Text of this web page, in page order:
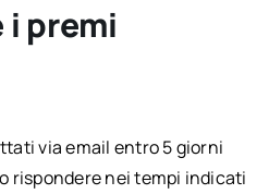
premi
via email entro 5 giorni
rispondere nei tempi indicati